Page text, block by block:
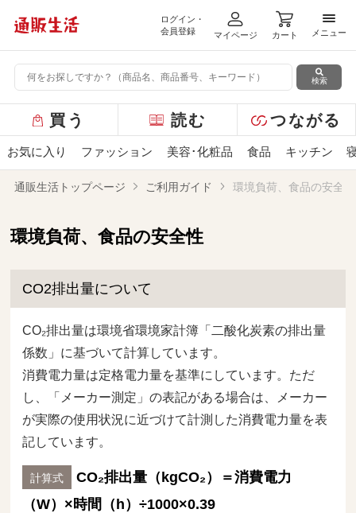
ログイン・
会員登録
マイページ カート
メニ
メニュー
検索
ー
バ
ュ
ー
買う 読む つながる
お気に入り ファッション 美容･化粧品 食品 キッチン
通販生活トップページ ご利用ガイド 環境負荷、食品の安全性
環境負荷、食品の安全性
CO2排出量について
CO₂排出量は環境省環境家計簿「二酸化炭素の排出量
係数」に基づいて計算しています。
消費電力量は定格電力量を基準にしています。ただ
し、「メーカー測定」の表記がある場合は、メーカー
が実際の使用状況に近づけて計測した消費電力量を表
記しています。
計算式
CO₂排出量（kgCO₂）＝消費電力
（W）×時間（h）÷1000×0.39